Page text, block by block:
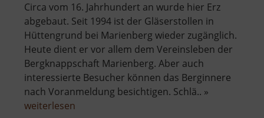
Circa vom 16. Jahrhundert an wurde hier Erz
abgebaut. Seit 1994 ist der Gläserstollen in
Hüttengrund bei Marienberg wieder zugänglich.
Heute dient er vor allem dem Vereinsleben der
Bergknappschaft Marienberg. Aber auch
interessierte Besucher können das Berginnere
nach Voranmeldung besichtigen. Schlä.. »
weiterlesen